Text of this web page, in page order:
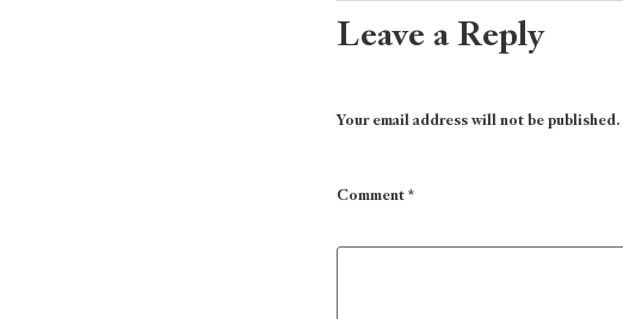
Leave a Reply
Your email address will not be published.
Comment*